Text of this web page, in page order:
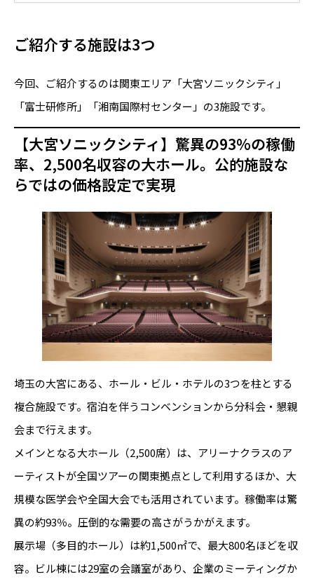
ご紹介する施設は3つ
今回、ご紹介するのは関東エリア「大宮ソニックシティ」
「富士研修所」「湘南国際村センター」の3施設です。
【大宮ソニックシティ】驚異の93%の稼働
率、2,500名収容の大ホール。公的施設な
らではの価格設定で実現
埼玉の大宮にある、ホール・ビル・ホテルの3つを柱とする
複合施設です。宿泊を伴うコンベンションから分科会・懇親
会まで行えます。
メインとなる大ホール（2,500席）は、アリーナクラスのア
ーティストが全国ツアーの関東拠点として利用するほか、大
規模な医学会や全国大会でも活用されています。稼働率は驚
異の約93％。圧倒的な需要の高さがうかがえます。
展示場（多目的ホール）は約1,500㎡で、最大800名ほどを収
容。ビル棟には29室の会議室があり、企業のミーティングか